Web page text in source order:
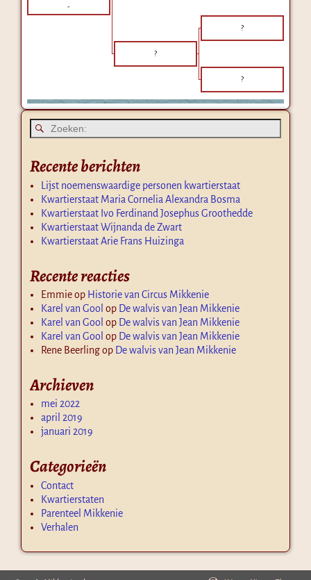
-
?
?
?
Recente berichten
Lijst noemenswaardige personen kwartierstaat
Kwartierstaat Maria Cornelia Alexandra Bosma
Kwartierstaat Ivo Ferdinand Josephus Groothedde
Kwartierstaat Wijnanda de Zwart
Kwartierstaat Arie Frans Huizinga
Recente reacties
Emmieop Historie van Circus Mikkenie
Karel van Gool op De walvis van Jean Mikkenie
Karel van Gool op De walvis van Jean Mikkenie
Karel van Gool op De walvis van Jean Mikkenie
Rene Beerlingop De walvis van Jean Mikkenie
Archieven
mei 2022
april 2019
januari 2019
Categorieën
Contact
Kwartierstaten
Parenteel Mikkenie
Verhalen